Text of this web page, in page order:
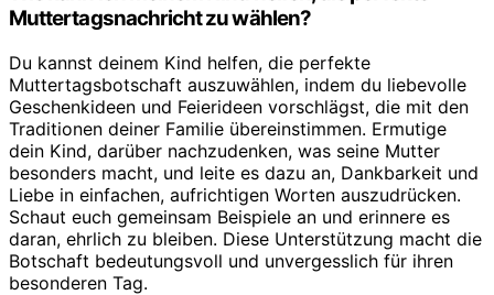
Muttertagsnachricht zu wählen?
Du kannst deinem Kind helfen, die perfekte
Muttertagsbotschaft auszuwählen, indem du liebevolle
Geschenkideen und Feierideen vorschlägst, die mit den
Traditionen deiner Familie übereinstimmen. Ermutige
dein Kind, darüber nachzudenken, was seine Mutter
besonders macht, und leite es dazu an, Dankbarkeit und
Liebe in einfachen, aufrichtigen Worten auszudrücken.
Schaut euch gemeinsam Beispiele an und erinnere es
daran, ehrlich zu bleiben. Diese Unterstützung macht die
Botschaft bedeutungsvoll und unvergesslich für ihren
besonderen Tag.